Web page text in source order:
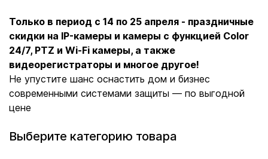
Только в период с 14 по 25 апреля - праздничные
скидки на IP-камеры и камеры с функцией Color
24/7, PTZ и Wi-Fi камеры, а также
видеорегистраторы и многое другое!
Не упустите шанс оснастить дом и бизнес
современными системами защиты — по выгодной
цене
Выберите категорию товара